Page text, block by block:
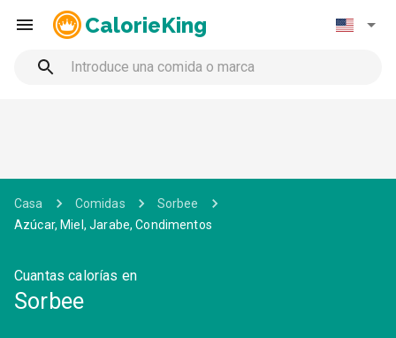
CalorieKing
Casa Comidas
Sorbee
Azúcar, Miel, Jarabe, Condimentos
Cuantas calorías en
Sorbee